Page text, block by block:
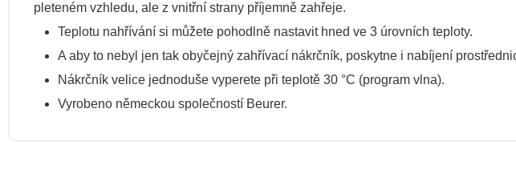
pleteném vzhledu, ale z vnitřní strany příjemně zahřeje.
Teplotu nahřívání si můžete pohodlně nastavit hned ve 3 úrovních teploty.
A aby to nebyl jen tak obyčejný zahřívací nákrčník, poskytne i nabíjení
Nákrčník velice jednoduše vyperete při teplotě 30 °C (program vlna).
Vyrobeno německou společností Beurer.